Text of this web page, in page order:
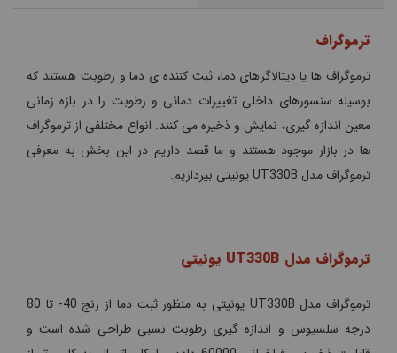
ترموگراف
ترموگراف ها یا دیتالاگرهای دما، ثبت کننده ی دما و رطوبت هستند که
بوسیله سنسورهای داخلی تغییرات دمائی و رطوبت را در بازه زمانی
معین اندازه گیری، نمایش و ذخیره می کنند. انواع مختلفی از ترموگراف
ها در بازار موجود هستند و ما قصد داریم در این بخش به معرفی
ترموگراف مدل UT330B یونیتی بپردازیم.
ترموگراف مدل UT330B یونیتی
ترموگراف مدل UT330B یونیتی به منظور ثبت دما از رنج 40- تا 80
درجه سلسیوس و اندازه گیری رطوبت نسبی طراحی شده است و